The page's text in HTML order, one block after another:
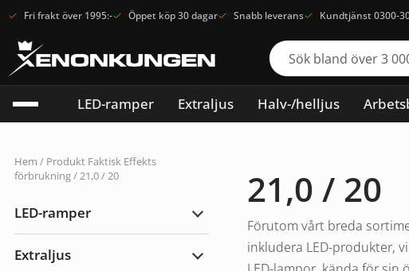
Fri frakt över 1995:- Öppet köp 30 dagar Snabb leverans Kundtjänst 0300-
LED-ramper Extraljus Halv-/helljus
Hem / Produkt Faktisk Effekts
förbrukning / 21,0 / 20
LED-ramper
Expandera
Extraljus
Expandera
21,0 / 20
Förutom vårt breda
inkludera LED-produkter,